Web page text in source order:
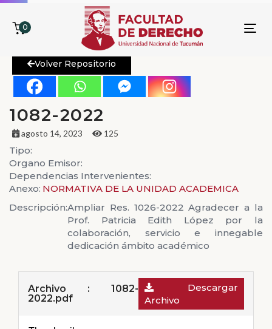
0
Volver Repositorio
1082-2022
agosto 14, 2023 125
Tipo:
Organo Emisor:
Dependencias Intervenientes:
Anexo: NORMATIVA DE LA UNIDAD ACADEMICA
Descripción:Ampliar Res. 1026-2022 Agradecer a la
Prof. Patricia Edith López por la
colaboración, servicio e innegable
dedicación ámbito académico
Archivo : 1082-
2022.pdf
Descargar
Archivo